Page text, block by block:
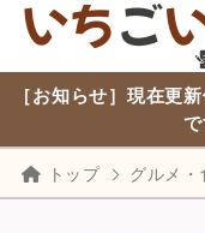
［お知らせ］現在更
トップ グルメ・